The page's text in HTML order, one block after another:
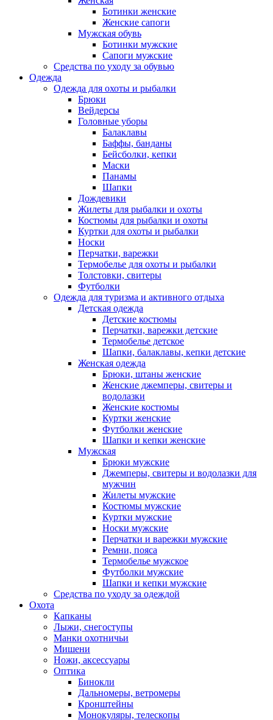
Ботинки женские
Женские сапоги
Мужская обувь
Ботинки мужские
Сапоги мужские
Средства по уходу за обувью
Одежда
Одежда для охоты и рыбалки
Брюки
Вейдерсы
Головные уборы
Балаклавы
Баффы, банданы
Бейсболки, кепки
Маски
Панамы
Шапки
Дождевики
Жилеты для рыбалки и охоты
Костюмы для рыбалки и охоты
Куртки для охоты и рыбалки
Носки
Перчатки, варежки
Термобелье для охоты и рыбалки
Толстовки, свитеры
Футболки
Одежда для туризма и активного отдыха
Детская одежда
Детские костюмы
Перчатки, варежки детские
Термобелье детское
Шапки, балаклавы, кепки детские
Женская одежда
Брюки, штаны женские
Женские джемперы, свитеры и
водолазки
Женские костюмы
Куртки женские
Футболки женские
Шапки и кепки женские
Мужская
Брюки мужские
Джемперы, свитеры и водолазки для
мужчин
Жилеты мужские
Костюмы мужские
Куртки мужские
Носки мужские
Перчатки и варежки мужские
Ремни, пояса
Термобелье мужское
Футболки мужские
Шапки и кепки мужские
Средства по уходу за одеждой
Охота
Капканы
Лыжи, снегоступы
Манки охотничьи
Мишени
Ножи, аксессуары
Оптика
Бинокли
Дальномеры, ветромеры
Кронштейны
Монокуляры, телескопы